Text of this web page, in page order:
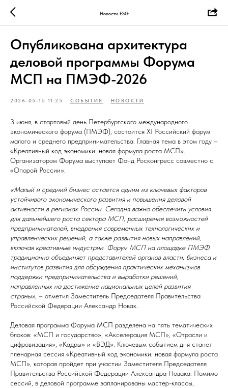
Новости ESG
Опубликована архитектура
деловой программы Форума
МСП на ПМЭФ-2026
2026-05-15 11:25 СОБЫТИЯ НОВОСТИ
3 июня, в стартовый день Петербургского международного
экономического форума (ПМЭФ), состоится XI Российский форум
малого и среднего предпринимательства. Главная тема в этом году –
«Креативный код экономики: новая формула роста МСП».
Организатором Форума выступает Фонд Росконгресс совместно с
«Опорой России».
«Малый и средний бизнес остается одним из ключевых факторов
устойчивого экономического развития и повышения деловой
активности в регионах России. Сегодня важно обеспечить условия
для дальнейшего роста сектора МСП, расширения возможностей
предпринимателей, внедрения современных технологических и
управленческих решений, а также развития новых направлений,
включая креативные индустрии. Форум МСП на площадке ПМЭФ
традиционно объединяет представителей органов власти, бизнеса и
институтов развития для обсуждения практических механизмов
поддержки предпринимательства и выработки решений,
направленных на достижение национальных целей развития
страны», – отметил Заместитель Председателя Правительства
Российской Федерации Александр Новак.
Деловая программа Форума МСП разделена на пять тематических
блоков: «МСП и государство», «Акселерация МСП», «Отрасли и
цифровизация», «Кадры» и «ВЭД». Ключевым событием дня станет
пленарная сессия «Креативный код экономики: новая формула роста
МСП», которая пройдет при участии Заместителя Председателя
Правительства Российской Федерации Александра Новака. Помимо
сессий, в деловой программе запланированы мастер-классы,